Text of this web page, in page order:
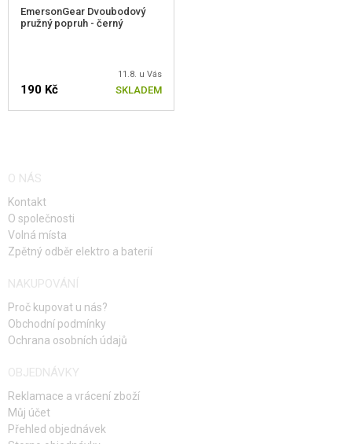
EmersonGear Dvoubodový
pružný popruh - černý
11.8. u Vás
190 Kč SKLADEM
O NÁS
Kontakt
O společnosti
Volná místa
Zpětný odběr elektro a baterií
NAKUPOVÁNÍ
Proč kupovat u nás?
Obchodní podmínky
Ochrana osobních údajů
OBJEDNÁVKY
Reklamace a vrácení zboží
Můj účet
Přehled objednávek